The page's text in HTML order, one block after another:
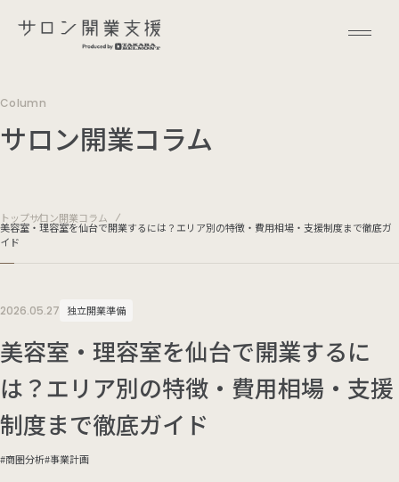
Column
サロン開業コラム
トップサロン開業コラム
美容室・理容室を仙台で開業するには？エリア別の特徴・費用相場・支援制度まで徹底ガ
イド
2026.05.27 独立開業準備
美容室・理容室を仙台で開業するに
は？エリア別の特徴・費用相場・支援
制度まで徹底ガイド
商圏分析 事業計画